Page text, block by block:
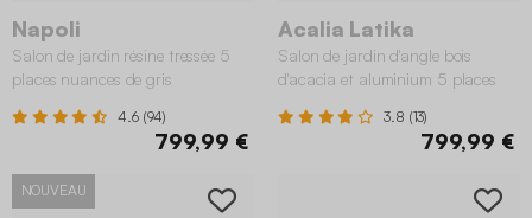
Napoli
Salon de jardin résine tressée 5
places nuances de gris
4.6 (94)
799,99 €
Acalia Latika
Salon de jardin d'angle bois
d'acacia et aluminium 5 places
3.8 (13)
799,99 €
NOUVEAU